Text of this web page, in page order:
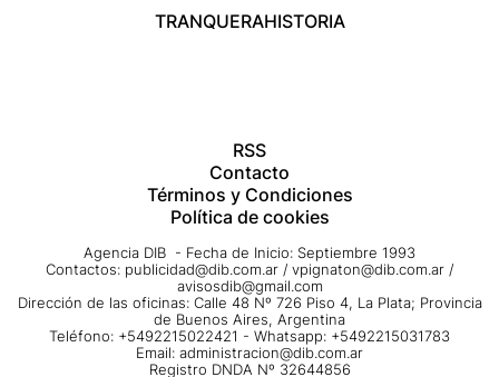
TRANQUERAHISTORIA
RSS
Contacto
Términos y Condiciones
Política de cookies
Agencia DIB - Fecha de Inicio: Septiembre 1993
Contactos: publicidad@dib.com.ar / vpignaton@dib.com.ar /
avisosdib@gmail.com
Dirección de las oficinas: Calle 48 Nº 726 Piso 4, La Plata; Provincia
de Buenos Aires, Argentina
Teléfono: +5492215022421 - Whatsapp: +5492215031783
Email: administracion@dib.com.ar
Registro DNDA Nº 32644856